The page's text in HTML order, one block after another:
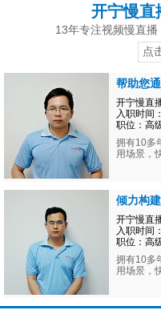
开宁慢直
13年专注视频慢直播
点
帮助您
开宁慢直
入职时间
职位：高
拥有10多
用场景，
倾力构
开宁慢直
入职时间
职位：高
拥有10多
用场景，